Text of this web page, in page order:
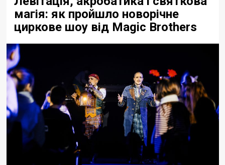
магія: як пройшло новорічне
циркове шоу від Magic Brothers